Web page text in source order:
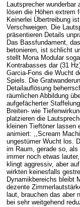
Lautsprecher
lösen die Höhen extrem
Keinerlei Übertreibung
Verschweigen. Die
präsentieren Details
Das Bassfundament,
betonieren, ist schlicht
stellt Mona Modular
Kontrabasses dar (31
Garcia-Fons die Wucht
Spiels. Die
Detailauflösung
räumlichen Abbildung
aufgefächerter
Breiten- wie
platzieren die
kleinen Tieftöner lassen
animiert: ,,Scream
ungestümer Wucht los.
im Raum, gerade so,
immer noch etwas
klingt aggressiv, aber
wirkten keinesfalls
Dynamikbereichs bleibt
dezente
laut, brauchen das aber
bei sehr weitgehend